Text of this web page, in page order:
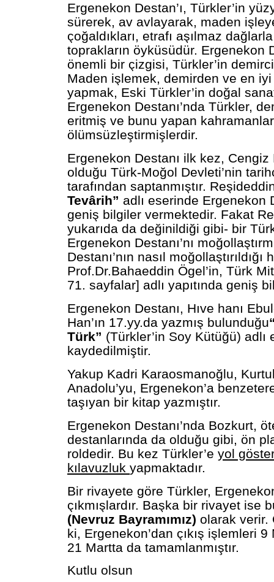
Ergenekon Destan’ı, Türkler’in
sürerek, av avlayarak, maden
çoğaldıkları, etrafı aşılmaz
toprakların öyküsüdür. Ergenekon
önemli bir çizgisi, Türkler’in
Maden işlemek, demirden ve en
yapmak, Eski Türkler’in doğal
Ergenekon Destanı’nda Türkler,
eritmiş ve bunu yapan
ölümsüzleştirmişlerdir.
Ergenekon Destanı ilk kez, Cengiz
olduğu Türk-Moğol Devleti’nin
tarafından saptanmıştır.
Tevârih” adlı eserinde Ergenekon
geniş bilgiler vermektedir. Fakat
yukarıda da değinildiği gibi- bir
Ergenekon Destanı’nı
Destanı’nın nasıl moğollaştırıldığı
Prof.Dr.Bahaeddin Ögel’in, Türk
71. sayfalar] adlı yapıtında geniş
Ergenekon Destanı, Hıve hanı
Han’ın 17.yy.da yazmış bulunduğu
Türk” (Türkler’in Soy Kütüğü) adlı
kaydedilmiştir.
Yakup Kadri Karaosmanoğlu,
Anadolu’yu, Ergenekon’a
taşıyan bir kitap yazmıştır.
Ergenekon Destanı’nda Bozkurt,
destanlarında da olduğu gibi, ön
roldedir. Bu kez Türkler’e yol
kılavuzluk yapmaktadır.
Bir rivayete göre Türkler,
çıkmışlardır. Başka bir rivayet ise
(Nevruz Bayramımız) olarak verir.
ki, Ergenekon’dan çıkış işlemleri
21 Martta da tamamlanmıştır.
Kutlu olsun